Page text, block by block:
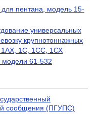
для пентана, модель 15-
универсальных
крупнотоннажных
1АХ, 1С, 1СС, 1СХ
модели 61-532
сообщения (ПГУПС)